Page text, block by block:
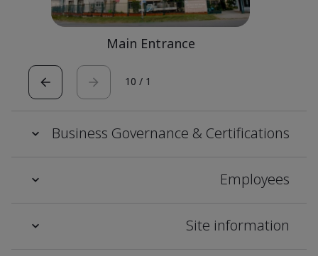
Main Entrance
1
/
10
Business Governance & Certifications
Employees
Site information